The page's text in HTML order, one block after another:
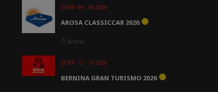
SEP. 04 - 06 2026
AROSA CLASSICCAR 2026
Arosa
SEP. 12 - 13 2026
BERNINA GRAN TURISMO 2026